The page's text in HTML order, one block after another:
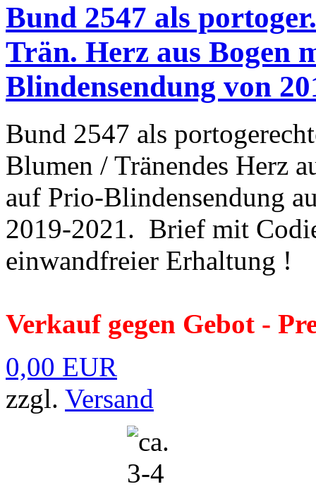
Bund 2547 als
Trän. Herz aus Bogen
Blindensendung von
Bund 2547 als
Blumen / Tränendes Herz
auf Prio-Blindensendung
2019-2021. Brief mit
einwandfreier Erhaltung !
Verkauf gegen Gebot -
0,00 EUR
zzgl. Versand